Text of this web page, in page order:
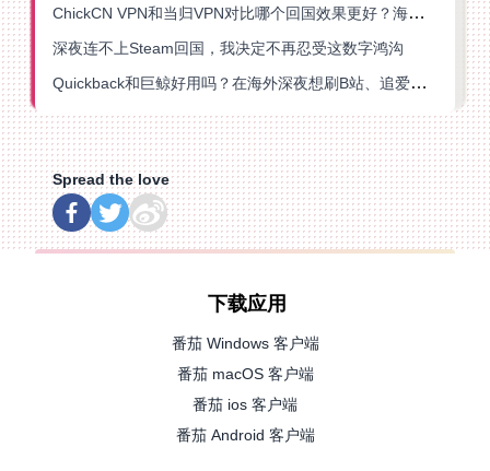
ChickCN VPN和当归VPN对比哪个回国效果更好？海外党亲测后选了它
深夜连不上Steam回国，我决定不再忍受这数字鸿沟
Quickback和巨鲸好用吗？在海外深夜想刷B站、追爱奇艺的你，或许正需要这份答案
Spread the love
下载应用
番茄 Windows 客户端
番茄 macOS 客户端
番茄 ios 客户端
番茄 Android 客户端